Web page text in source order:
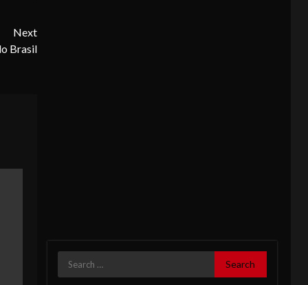
Next
Brasil
Search
for: